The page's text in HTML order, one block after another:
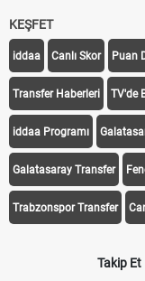
KEŞFET
iddaa Canlı Skor Puan
Transfer Haberleri TV'de
iddaa Programı
Galatasaray Transfer
Trabzonspor Transfer
Takip Et